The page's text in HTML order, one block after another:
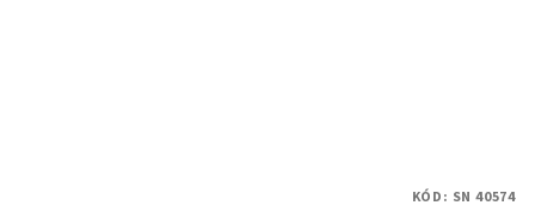
KÓD: SN 40574